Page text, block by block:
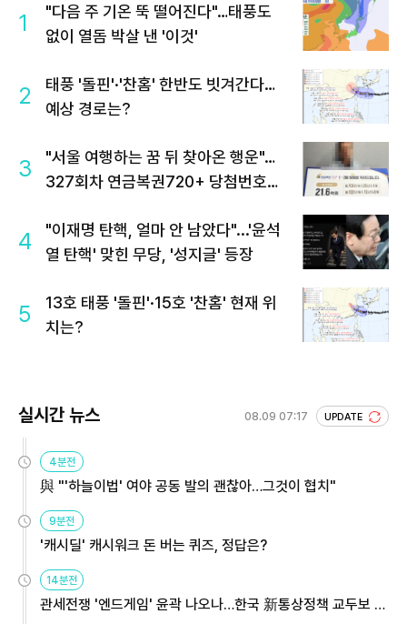
1
"다음 주 기온 뚝 떨어진다"…태풍도
없이 열돔 박살 낸 '이것'
2
태풍 '돌핀'·'찬홈' 한반도 빗겨간다…
예상 경로는?
3
"서울 여행하는 꿈 뒤 찾아온 행운"…
327회차 연금복권720+ 당첨번호조
4
"이재명 탄핵, 얼마 안 남았다"...'윤석
열 탄핵' 맞힌 무당, '성지글' 등장
5
13호 태풍 '돌핀'·15호 '찬홈' 현재 위
치는?
실시간 뉴스 08.09 07:17 UPDATE
4분전
與 "'하늘이법' 여야 공동 발의 괜찮아…그것이 협치"
9분전
'캐시딜' 캐시워크 돈 버는 퀴즈, 정답은?
14분전
관세전쟁 '엔드게임' 윤곽 나오나…한국 新통상정책 교두보 활